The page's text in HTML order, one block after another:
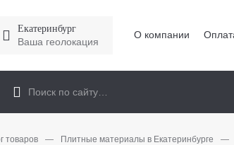
Екатеринбург
Ваша геолокация
О компании
товаров — Плитные материалы в Екатеринбурге —